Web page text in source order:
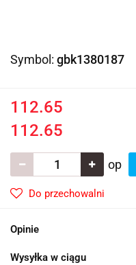
Symbol: gbk1380187
112.65
112.65
op
Do przechowalni
Opinie
Wysyłka w ciągu